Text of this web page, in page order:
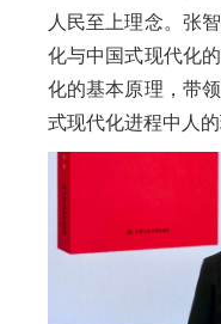
人民至上理念。张
化与中国式现代化
化的基本原理，带
式现代化进程中人的